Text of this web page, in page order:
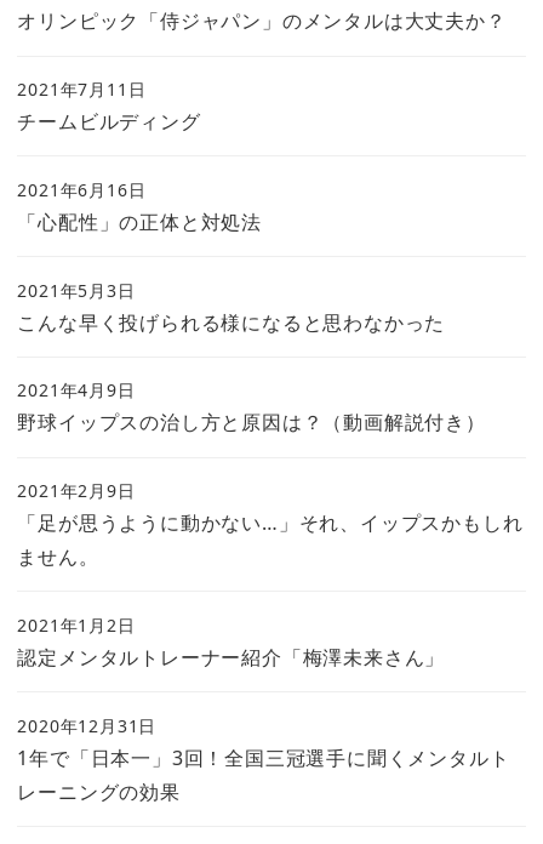
オリンピック「侍ジャパン」のメンタルは大丈夫か？
チームビルディング
2021年7月11日
「心配性」の正体と対処法
2021年6月16日
こんな早く投げられる様になると思わなかった
2021年5月3日
野球イップスの治し方と原因は？（動画解説付き）
2021年4月9日
「足が思うように動かない…」それ、イップスかもしれ
ません。
2021年2月9日
認定メンタルトレーナー紹介「梅澤未来さん」
2021年1月2日
1年で「日本一」3回！全国三冠選手に聞くメンタルト
レーニングの効果
2020年12月31日